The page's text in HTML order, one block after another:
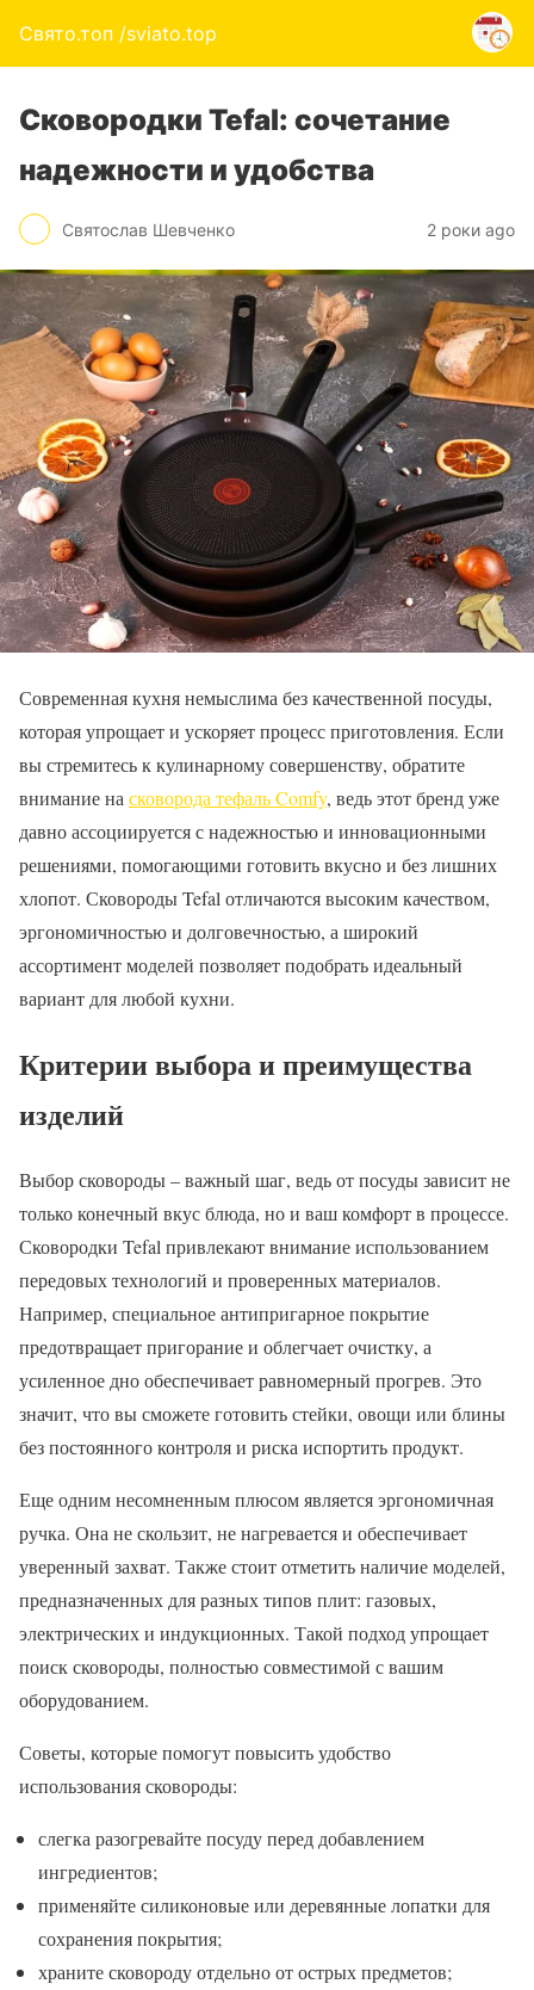
Свято.топ /sviato.top
Сковородки Tefal: сочетание
надежности и удобства
Святослав Шевченко 2 роки ago
Современная кухня немыслима без качественной посуды,
которая упрощает и ускоряет процесс приготовления. Если
вы стремитесь к кулинарному совершенству, обратите
внимание на сковорода тефаль Comfy, ведь этот бренд уже
давно ассоциируется с надежностью и инновационными
решениями, помогающими готовить вкусно и без лишних
хлопот. Сковороды Tefal отличаются высоким качеством,
эргономичностью и долговечностью, а широкий
ассортимент моделей позволяет подобрать идеальный
вариант для любой кухни.
Критерии выбора и преимущества
изделий
Выбор сковороды – важный шаг, ведь от посуды зависит не
только конечный вкус блюда, но и ваш комфорт в процессе.
Сковородки Tefal привлекают внимание использованием
передовых технологий и проверенных материалов.
Например, специальное антипригарное покрытие
предотвращает пригорание и облегчает очистку, а
усиленное дно обеспечивает равномерный прогрев. Это
значит, что вы сможете готовить стейки, овощи или блины
без постоянного контроля и риска испортить продукт.
Еще одним несомненным плюсом является эргономичная
ручка. Она не скользит, не нагревается и обеспечивает
уверенный захват. Также стоит отметить наличие моделей,
предназначенных для разных типов плит: газовых,
электрических и индукционных. Такой подход упрощает
поиск сковороды, полностью совместимой с вашим
оборудованием.
Советы, которые помогут повысить удобство
использования сковороды:
слегка разогревайте посуду перед добавлением
ингредиентов;
применяйте силиконовые или деревянные лопатки для
сохранения покрытия;
храните сковороду отдельно от острых предметов;